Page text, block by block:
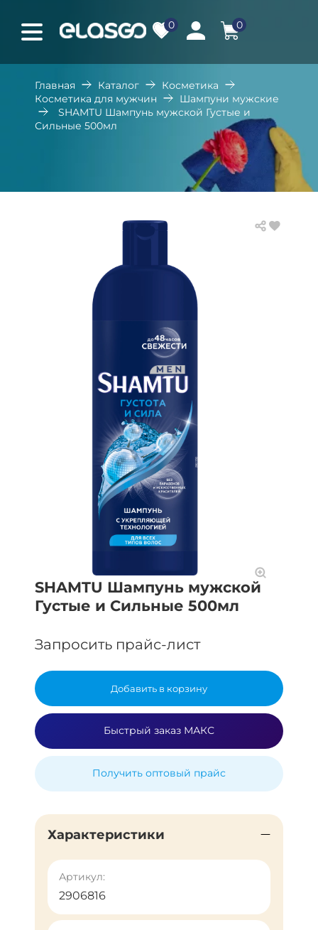
0 0
Главная Каталог
Косметика
Косметика для мужчин
Шампуни мужские
SHAMTU Шампунь мужской Густые и
Сильные 500мл
SHAMTU Шампунь мужской
Густые и Сильные 500мл
Запросить прайс-лист
Добавить в корзину
Быстрый заказ МАКС
Получить оптовый прайс
Характеристики
Артикул:
2906816